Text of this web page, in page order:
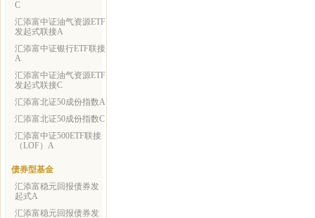
C
汇添富中证油气资源ETF
发起式联接A
汇添富中证银行ETF联接
A
汇添富中证油气资源ETF
发起式联接C
汇添富北证50成份指数A
汇添富北证50成份指数C
汇添富中证500ETF联接
（LOF）A
债券型基金
汇添富稳元回报债券发
起式A
汇添富稳元回报债券发